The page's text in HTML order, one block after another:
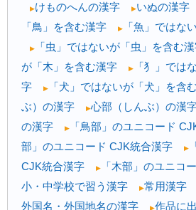
▶けものへんの漢字 ▶いぬの漢字
「鳥」を含む漢字
▶ 「魚」ではな
▶ 「虫」ではないが「虫」を含む
が「木」を含む漢字
▶
「犭」では
字
▶ 「犬」ではないが「犬」を含
ぶ）の漢字
▶心部（しんぶ）の漢
の漢字
▶ 「鳥部」のユニコード
部」のユニコード CJK統合漢字
▶
CJK統合漢字
▶ 「木部」のユニコ
小・中学校で習う漢字 ▶常用漢字
外国名・外国地名の漢字 ▶作品に